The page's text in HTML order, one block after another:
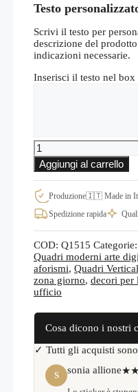
Testo
Scrivi il testo per
descrizione del
indicazioni necessarie.
Inserisci il testo nel box
Quadro
Personalizzabile
su
Tela
Verticale
con
Frase
Aggiungi al carrello
Produzione🇮🇹 Made in
Spedizione rapida
COD: Q1515 Categorie:
Quadri moderni arte
aforismi, Quadri
zona giorno, decori per
ufficio
Cosa dicono i nostri
✓ Tutti gli acquisti
S sonia allione